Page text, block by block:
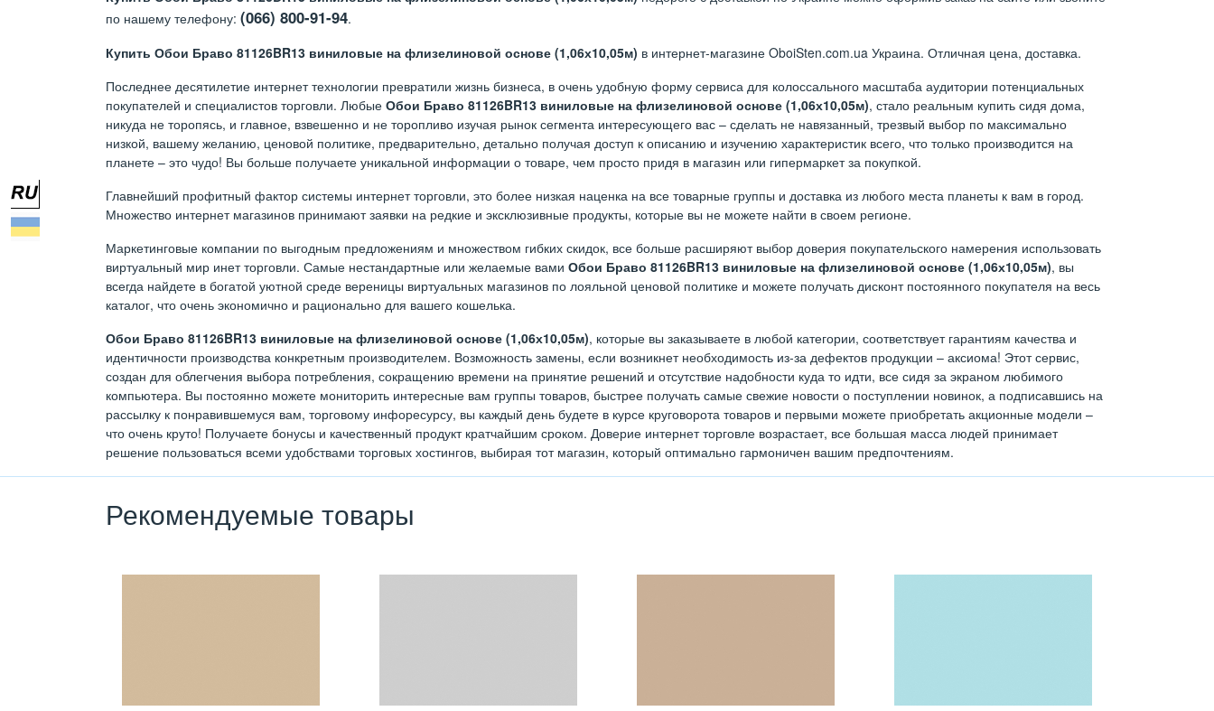
по нашему телефону: (066) 800-91-94.
Купить Обои Браво 81126BR13 виниловые на флизелиновой основе (1,06х10,05м) в интернет-магазине OboiSten.com.ua Украина. Отличная цена, доставка.
Последнее десятилетие интернет технологии превратили жизнь бизнеса, в очень удобную форму сервиса для колоссального масштаба аудитории потенциальных
покупателей и специалистов торговли. Любые Обои Браво 81126BR13 виниловые на флизелиновой основе (1,06х10,05м), стало реальным купить сидя дома,
никуда не торопясь, и главное, взвешенно и не торопливо изучая рынок сегмента интересующего вас – сделать не навязанный, трезвый выбор по максимально
низкой, вашему желанию, ценовой политике, предварительно, детально получая доступ к описанию и изучению характеристик всего, что только производится на
планете – это чудо! Вы больше получаете уникальной информации о товаре, чем просто придя в магазин или гипермаркет за покупкой.
Главнейший профитный фактор системы интернет торговли, это более низкая наценка на все товарные группы и доставка из любого места планеты к вам в город.
Множество интернет магазинов принимают заявки на редкие и эксклюзивные продукты, которые вы не можете найти в своем регионе.
Маркетинговые компании по выгодным предложениям и множеством гибких скидок, все больше расширяют выбор доверия покупательского намерения использовать
виртуальный мир инет торговли. Самые нестандартные или желаемые вами Обои Браво 81126BR13 виниловые на флизелиновой основе (1,06х10,05м), вы
всегда найдете в богатой уютной среде вереницы виртуальных магазинов по лояльной ценовой политике и можете получать дисконт постоянного покупателя на весь
каталог, что очень экономично и рационально для вашего кошелька.
Обои Браво 81126BR13 виниловые на флизелиновой основе (1,06х10,05м), которые вы заказываете в любой категории, соответствует гарантиям качества и
идентичности производства конкретным производителем. Возможность замены, если возникнет необходимость из-за дефектов продукции – аксиома! Этот сервис,
создан для облегчения выбора потребления, сокращению времени на принятие решений и отсутствие надобности куда то идти, все сидя за экраном любимого
компьютера. Вы постоянно можете мониторить интересные вам группы товаров, быстрее получать самые свежие новости о поступлении новинок, а подписавшись на
рассылку к понравившемуся вам, торговому инфоресурсу, вы каждый день будете в курсе круговорота товаров и первыми можете приобретать акционные модели –
что очень круто! Получаете бонусы и качественный продукт кратчайшим сроком. Доверие интернет торговле возрастает, все большая масса людей принимает
решение пользоваться всеми удобствами торговых хостингов, выбирая тот магазин, который оптимально гармоничен вашим предпочтениям.
Рекомендуемые товары